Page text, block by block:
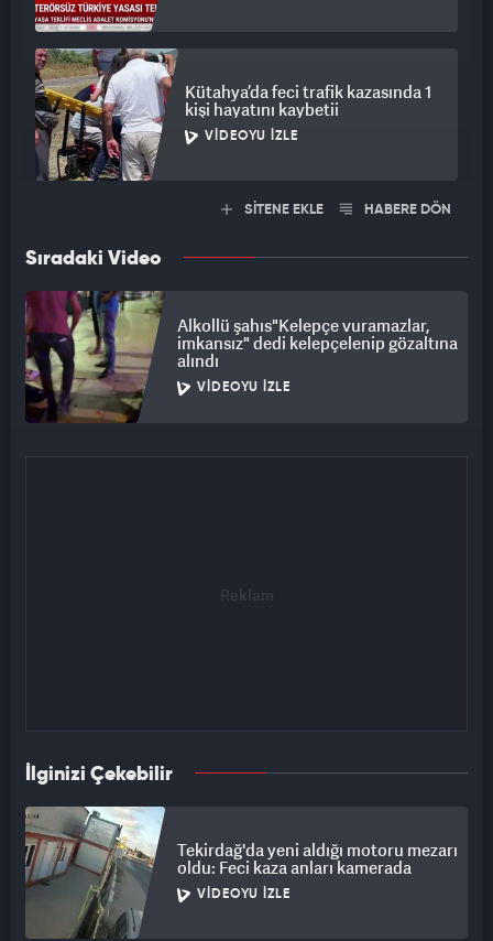
Kütahya’da feci trafik kazasında 1
kişi hayatını kaybetii
VIDEOYU İZLE
SİTENE EKLE HABERE DÖN
Sıradaki Video
Alkollü şahıs"Kelepçe vuramazlar,
imkansız" dedi kelepçelenip gözaltına
alındı
VIDEOYU İZLE
İlginizi Çekebilir
Tekirdağ'da yeni aldığı motoru mezarı
oldu: Feci kaza anları kamerada
VIDEOYU İZLE